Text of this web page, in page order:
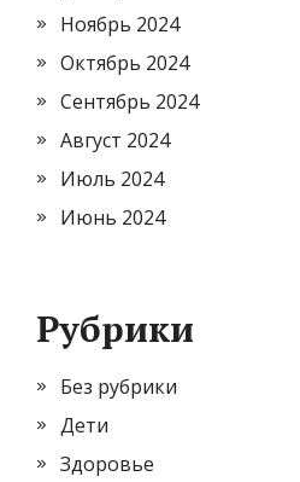
Ноябрь 2024
Октябрь 2024
Сентябрь 2024
Август 2024
Июль 2024
Июнь 2024
Рубрики
Без рубрики
Дети
Здоровье